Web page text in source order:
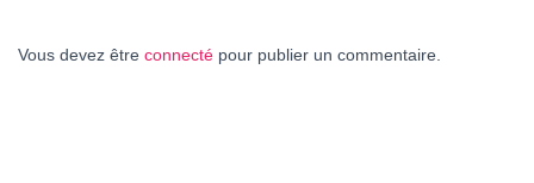
Vous devez être connecté pour publier un commentaire.